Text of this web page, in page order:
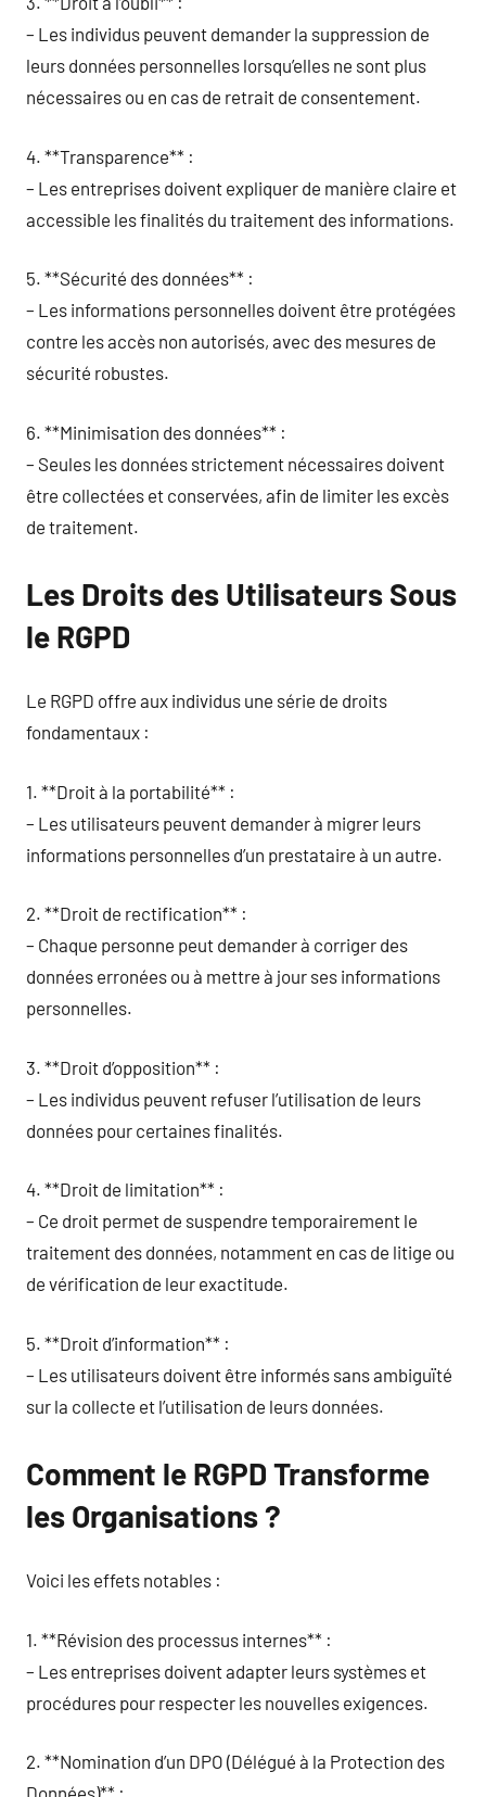
– Les individus peuvent demander la suppression de
leurs données personnelles lorsqu’elles ne sont plus
nécessaires ou en cas de retrait de consentement.
4. **Transparence** :
– Les entreprises doivent expliquer de manière claire et
accessible les finalités du traitement des informations.
5. **Sécurité des données** :
– Les informations personnelles doivent être protégées
contre les accès non autorisés, avec des mesures de
sécurité robustes.
6. **Minimisation des données** :
– Seules les données strictement nécessaires doivent
être collectées et conservées, afin de limiter les excès
de traitement.
Les Droits des Utilisateurs Sous
le RGPD
Le RGPD offre aux individus une série de droits
fondamentaux :
1. **Droit à la portabilité** :
– Les utilisateurs peuvent demander à migrer leurs
informations personnelles d’un prestataire à un autre.
2. **Droit de rectification** :
– Chaque personne peut demander à corriger des
données erronées ou à mettre à jour ses informations
personnelles.
3. **Droit d’opposition** :
– Les individus peuvent refuser l’utilisation de leurs
données pour certaines finalités.
4. **Droit de limitation** :
– Ce droit permet de suspendre temporairement le
traitement des données, notamment en cas de litige ou
de vérification de leur exactitude.
5. **Droit d’information** :
– Les utilisateurs doivent être informés sans ambiguïté
sur la collecte et l’utilisation de leurs données.
Comment le RGPD Transforme
les Organisations ?
Voici les effets notables :
1. **Révision des processus internes** :
– Les entreprises doivent adapter leurs systèmes et
procédures pour respecter les nouvelles exigences.
2. **Nomination d’un DPO (Délégué à la Protection des
Données)** :